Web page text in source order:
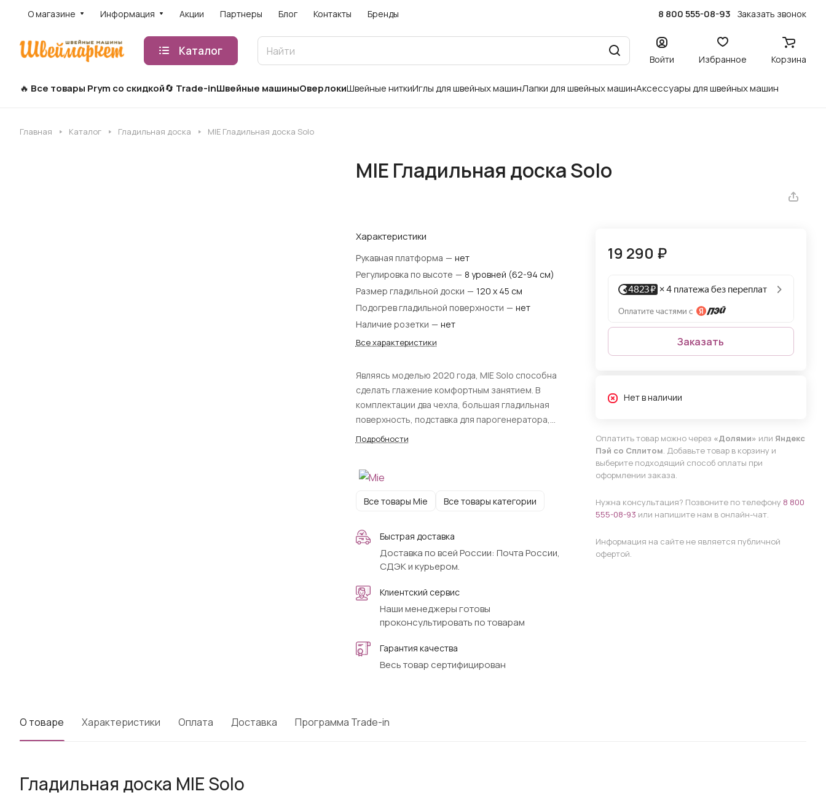
О магазине Информация Акции Партнеры Блог Контакты Бренды 8 800 555-08-93 Заказать звонок
Каталог
Войти Избранное Корзина
Все товары Prym со скидкой Trade-inШвейные машиныОверлокиШвейные ниткиИглы для швейных машинЛапки для швейных машинАксессуары для швейных машин
Главная Каталог Гладильная доска MIE Гладильная доска Solo
MIE Гладильная доска Solo
Характеристики
Рукавная платформа — нет
Регулировка по высоте — 8 уровней (62-94 см)
Размер гладильной доски — 120 х 45 см
Подогрев гладильной поверхности — нет
Наличие розетки — нет
Все характеристики
Являясь моделью 2020 года, MIE Solo способна
сделать глажение комфортным занятием. В
комплектации два чехла, большая гладильная
поверхность, подставка для парогенератора,
бельевая полочка.
Подробности
Все товары Mie Все товары категории
Быстрая доставка
Доставка по всей России: Почта России,
СДЭК и курьером.
Клиентский сервис
Наши менеджеры готовы
проконсультировать по товарам
Гарантия качества
Весь товар сертифицирован
19 290 ₽
Заказать
Нет в наличии
Оплатить товар можно через «Долями» или Яндекс
Пэй со Сплитом. Добавьте товар в корзину и
выберите подходящий способ оплаты при
оформлении заказа.
Нужна консультация? Позвоните по телефону 8 800
555-08-93 или напишите нам в онлайн-чат.
Информация на сайте не является публичной
офертой.
О товаре Характеристики Оплата Доставка Программа Trade-in
Гладильная доска MIE Solo